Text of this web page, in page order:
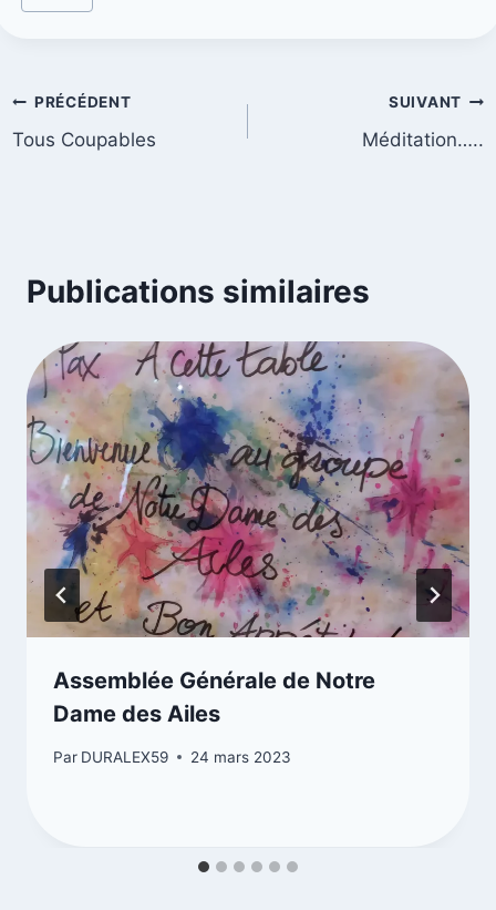
PRÉCÉDENT
Tous Coupables
SUIVANT
Méditation…..
Publications similaires
Assemblée Générale de Notre
Dame des Ailes
Par DURALEX59 24 mars 2023